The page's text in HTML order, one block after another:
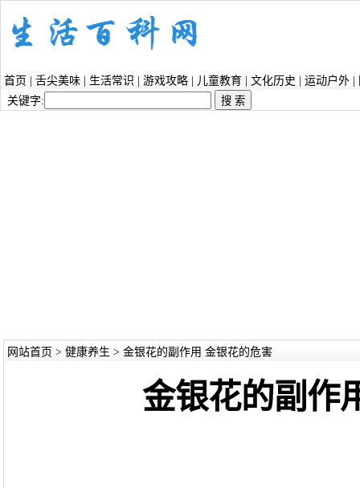
首页 舌尖美味 生活常识 游戏攻略 儿童教育 文化历史 运动户外
关键字:
网站首页 > 健康养生 > 金银花的副作用 金银花的危害
金银花的副作